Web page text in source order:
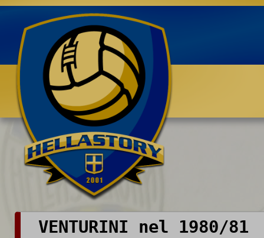
Benvenuti su HELLASTORY.net
VENTURINI nel 1980/81